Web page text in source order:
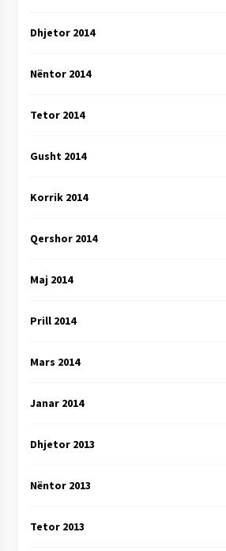
Dhjetor 2014
Nëntor 2014
Tetor 2014
Gusht 2014
Korrik 2014
Qershor 2014
Maj 2014
Prill 2014
Mars 2014
Janar 2014
Dhjetor 2013
Nëntor 2013
Tetor 2013